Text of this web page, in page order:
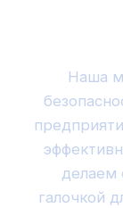
Наша
делаем
галочкой